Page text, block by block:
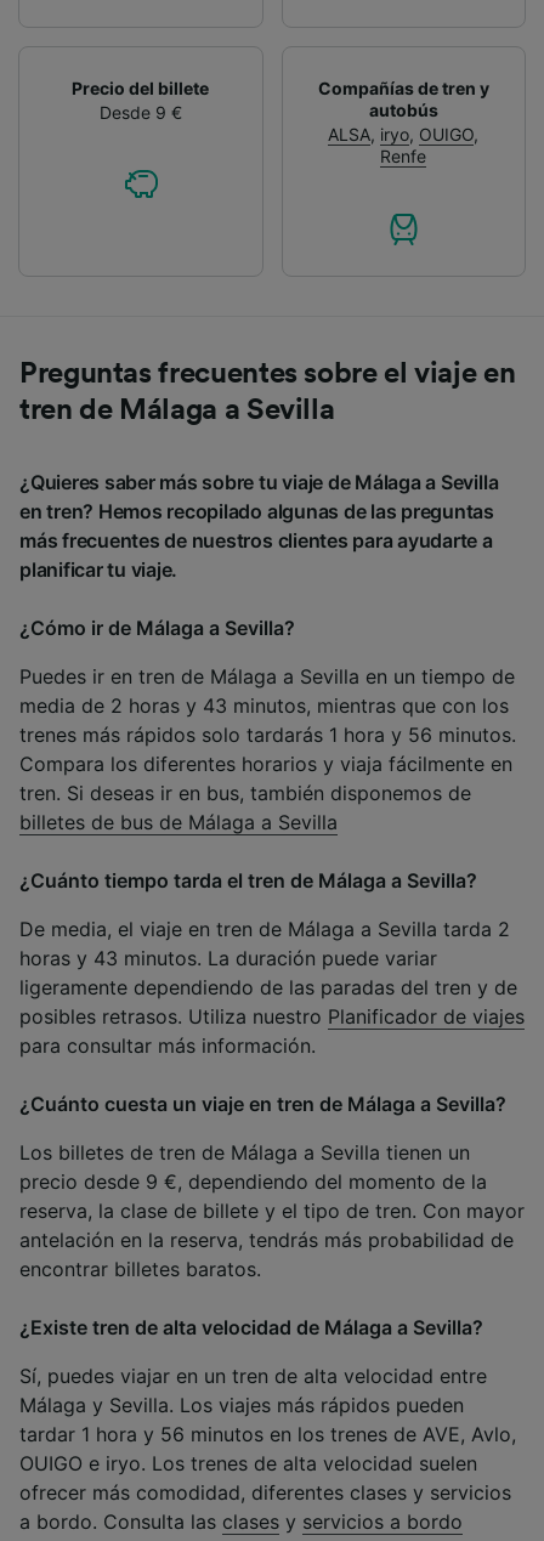
Precio del billete
Desde 9 €
Compañías de tren y
autobús
ALSA, iryo, OUIGO,
Renfe
Preguntas frecuentes sobre el viaje en
tren de Málaga a Sevilla
¿Quieres saber más sobre tu viaje de Málaga a Sevilla
en tren? Hemos recopilado algunas de las preguntas
más frecuentes de nuestros clientes para ayudarte a
planificar tu viaje.
¿Cómo ir de Málaga a Sevilla?
Puedes ir en tren de Málaga a Sevilla en un tiempo de
media de 2 horas y 43 minutos, mientras que con los
trenes más rápidos solo tardarás 1 hora y 56 minutos.
Compara los diferentes horarios y viaja fácilmente en
tren. Si deseas ir en bus, también disponemos de
billetes de bus de Málaga a Sevilla
¿Cuánto tiempo tarda el tren de Málaga a Sevilla?
De media, el viaje en tren de Málaga a Sevilla tarda 2
horas y 43 minutos. La duración puede variar
ligeramente dependiendo de las paradas del tren y de
posibles retrasos. Utiliza nuestro Planificador de viajes
para consultar más información.
¿Cuánto cuesta un viaje en tren de Málaga a Sevilla?
Los billetes de tren de Málaga a Sevilla tienen un
precio desde 9 €, dependiendo del momento de la
reserva, la clase de billete y el tipo de tren. Con mayor
antelación en la reserva, tendrás más probabilidad de
encontrar billetes baratos.
¿Existe tren de alta velocidad de Málaga a Sevilla?
Sí, puedes viajar en un tren de alta velocidad entre
Málaga y Sevilla. Los viajes más rápidos pueden
tardar 1 hora y 56 minutos en los trenes de AVE, Avlo,
OUIGO e iryo. Los trenes de alta velocidad suelen
ofrecer más comodidad, diferentes clases y servicios
a bordo. Consulta las clases y servicios a bordo